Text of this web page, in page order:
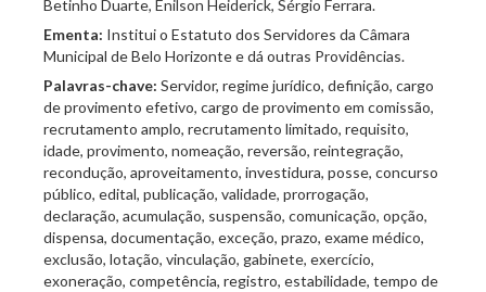
Betinho Duarte, Enilson Heiderick, Sérgio Ferrara.
Ementa: Institui o Estatuto dos Servidores da Câmara
Municipal de Belo Horizonte e dá outras Providências.
Palavras-chave: Servidor, regime jurídico, definição, cargo
de provimento efetivo, cargo de provimento em comissão,
recrutamento amplo, recrutamento limitado, requisito,
idade, provimento, nomeação, reversão, reintegração,
recondução, aproveitamento, investidura, posse, concurso
público, edital, publicação, validade, prorrogação,
declaração, acumulação, suspensão, comunicação, opção,
dispensa, documentação, exceção, prazo, exame médico,
exclusão, lotação, vinculação, gabinete, exercício,
exoneração, competência, registro, estabilidade, tempo de